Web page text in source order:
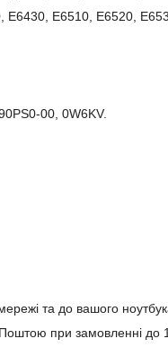
E6430, E6510, E6520,
00, 0W6KV.
та до вашого
при замовленні до